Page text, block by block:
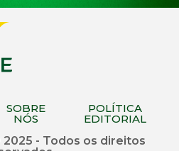
SOBRE
NÓS
POLÍTICA
EDITORIAL
- Todos os direitos